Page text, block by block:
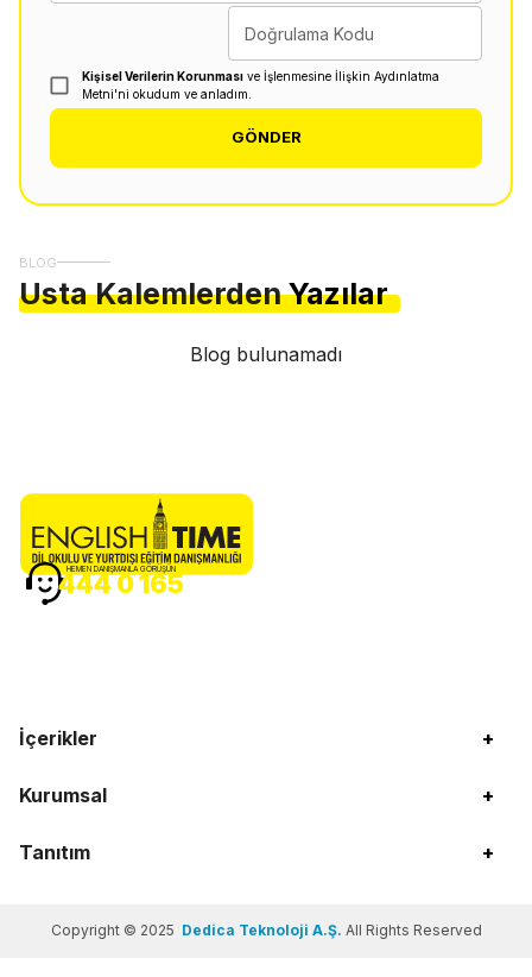
Doğrulama Kodu
Kişisel Verilerin Korunması ve İşlenmesine İlişkin Aydınlatma
Metni'ni okudum ve anladım.
GÖNDER
BLOG
Usta Kalemlerden Yazılar
Blog bulunamadı
İçerikler +
Kurumsal +
Tanıtım +
HEMEN DANIŞMANLA GÖRÜŞÜN
444 0 165
Copyright © 2025 Dedica Teknoloji A.Ş. All Rights Reserved